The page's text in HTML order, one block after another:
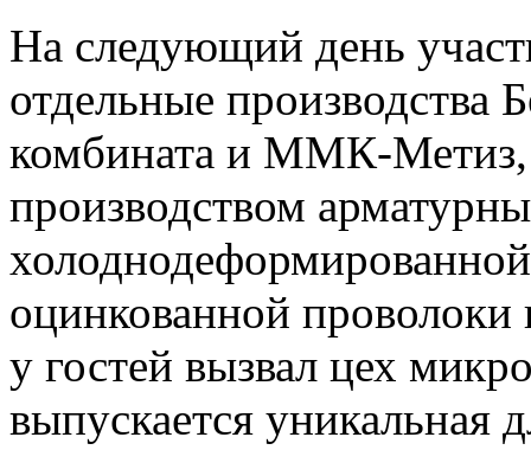
На следующий день
отдельные производства
комбината и ММК-Метиз,
производством
оцинкованной
у гостей вызвал цех
выпускается уникальная